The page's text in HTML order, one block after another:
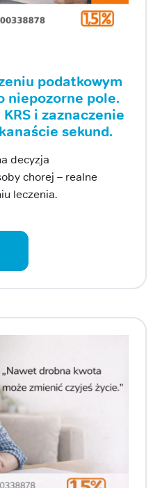
podatkowym
niepozorne pole.
i zaznaczenie
sekund.
decyzja
chorej – realne
leczenia.